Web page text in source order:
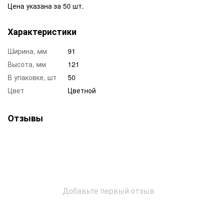
Цена указана за 50 шт.
Характеристики
Ширина, мм
91
Высота, мм
121
В упаковке, шт
50
Цвет
Цветной
Отзывы
Добавьте первый отзыв